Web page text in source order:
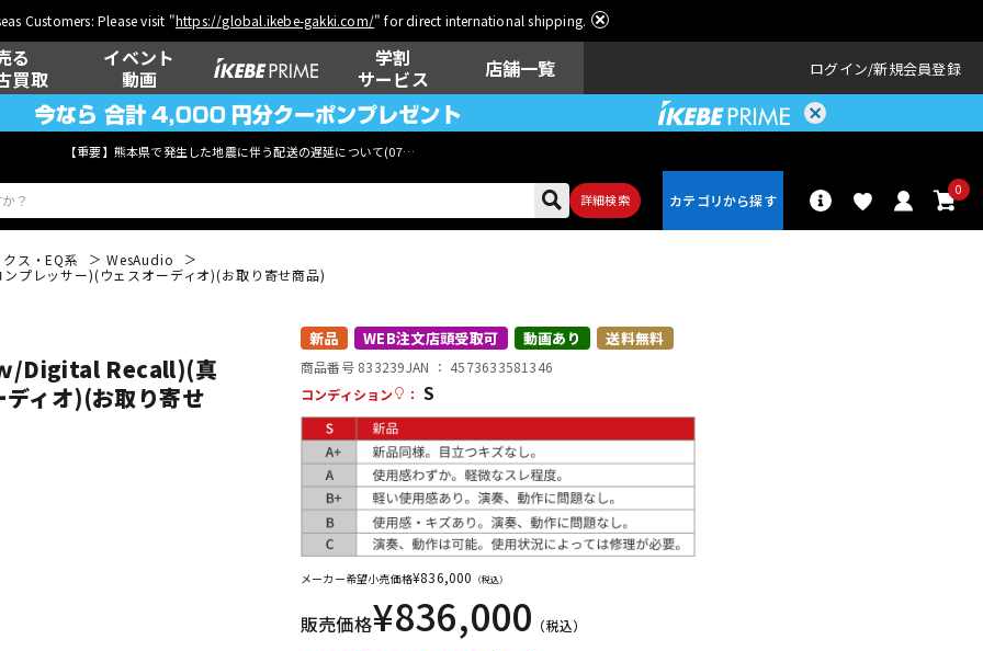
Customers: Please visit "https://global.ikebe-gakki.com/" for direct international shipping.
る
買取
イベント
動画
学割
サービス
店舗一覧 ログイン 新規会員登録
【重要】熊本県で発生した地震に伴う配送の遅延について(07月29日
詳細検索
0
管楽器 その他楽器 アンプ
レコーディン
グ機器
配信/ライブ
機器
ス・EQ系
WesAudio
レッサー)(ウェスオーディオ)(お取り寄せ商品)
/Digital Recall)(真
ィオ)(お取り寄せ
新品 WEB注文店頭受取可 動画あり 送料無料
商品番号 833239JAN ： 4573633581346
コンディション
： S
メーカー希望小売価格¥836,000 （税込）
販売価格¥836,000 （税込）